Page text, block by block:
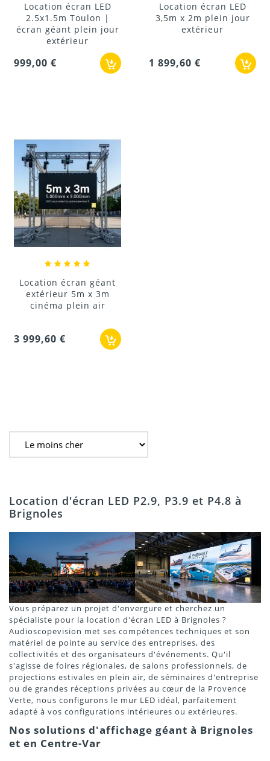
Location écran LED
2.5x1.5m Toulon |
écran géant plein jour
extérieur
999,00 €
Location écran LED
3,5m x 2m plein jour
extérieur
1 899,60 €
Location écran géant
extérieur 5m x 3m
cinéma plein air
3 999,60 €
Location d'écran LED P2.9, P3.9 et P4.8 à
Brignoles
Vous préparez un projet d'envergure et cherchez un
spécialiste pour la location d'écran LED à Brignoles ?
Audioscopevision met ses compétences techniques et son
matériel de pointe au service des entreprises, des
collectivités et des organisateurs d'événements. Qu'il
s'agisse de foires régionales, de salons professionnels, de
projections estivales en plein air, de séminaires d'entreprise
ou de grandes réceptions privées au cœur de la Provence
Verte, nous configurons le mur LED idéal, parfaitement
adapté à vos configurations intérieures ou extérieures.
Nos solutions d'affichage géant à Brignoles
et en Centre-Var